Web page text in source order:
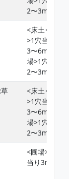
2〜3mL
<床土･堆肥
>1穴当り
3〜6mL<圃
場>1穴当り
2〜3mL
<床土･堆肥
>1穴当り
3〜6mL<圃
場>1穴当り
2〜3mL
<圃場>1穴
当り3mL